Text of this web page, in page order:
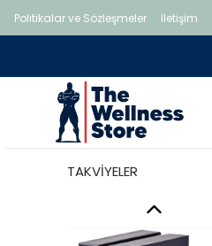
Politikalar ve Sözleşmeler İletişim
TAKVİYELER